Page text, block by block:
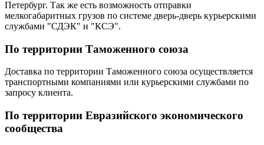
Петербург. Так же есть возможность отправки
мелкогабаритных грузов по системе дверь-дверь курьерскими
службами "СДЭК" и "КСЭ".
По территории Таможенного союза
Доставка по территории Таможенного союза осуществляется
транспортными компаниями или курьерскими службами по
запросу клиента.
По территории Евразийского экономического
сообщества